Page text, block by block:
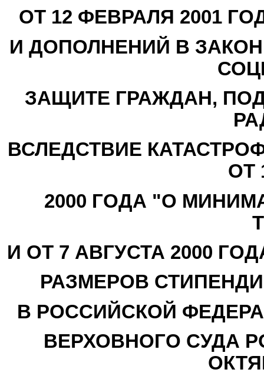
ОТ 12 ФЕВРАЛЯ 2001
И ДОПОЛНЕНИЙ В
ЗАЩИТЕ ГРАЖДАН,
ВСЛЕДСТВИЕ
ОТ
2000 ГОДА "О
И ОТ 7 АВГУСТА 2000
РАЗМЕРОВ
В РОССИЙСКОЙ
ВЕРХОВНОГО СУДА